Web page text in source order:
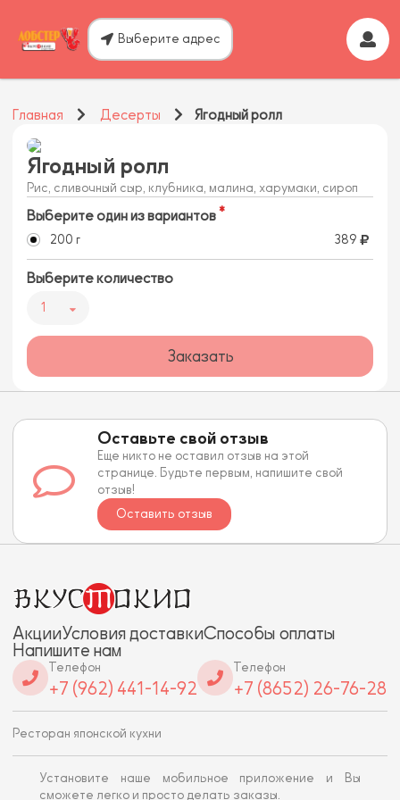
Выберите адрес
Главная Десерты Ягодный ролл
Ягодный ролл
Рис, сливочный сыр, клубника, малина, харумаки, сироп
Выберите один из вариантов
200 г 389
Выберите количество
1
Заказать
Оставьте свой отзыв
Еще никто не оставил отзыв на этой
странице. Будьте первым, напишите свой
отзыв!
Оставить отзыв
АкцииУсловия доставкиСпособы оплаты
Напишите нам
Телефон
+7 (962) 441-14-92
Телефон
+7 (8652) 26-76-28
Ресторан японской кухни
Установите наше мобильное приложение и Вы
сможете легко и просто делать заказы.